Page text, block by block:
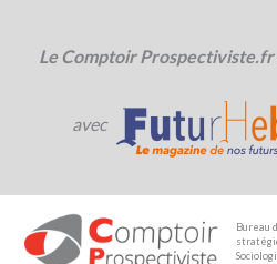
Le Comptoir Prospectiviste.fr
avec
Bureau